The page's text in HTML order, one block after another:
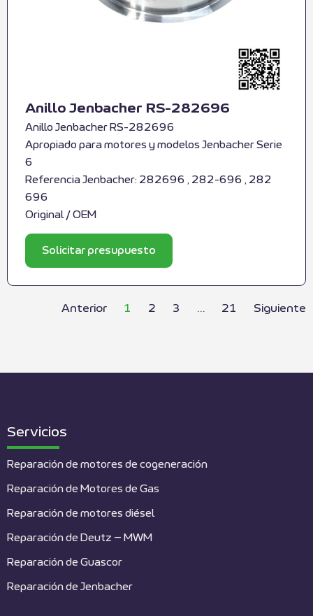
Anillo Jenbacher RS-282696
Anillo Jenbacher RS-282696
Apropiado para motores y modelos Jenbacher Serie
6
Referencia Jenbacher: 282696 , 282-696 , 282
696
Original / OEM
Solicitar presupuesto
Anterior 1 2 3 … 21 Siguiente
Servicios
Reparación de motores de cogeneración
Reparación de Motores de Gas
Reparación de motores diésel
Reparación de Deutz – MWM
Reparación de Guascor
Reparación de Jenbacher